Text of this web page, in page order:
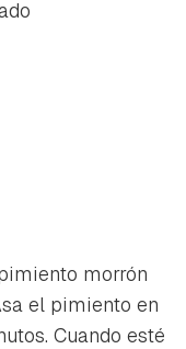
morrón
el pimiento en
Cuando esté